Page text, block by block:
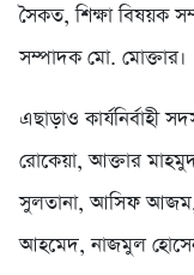
সৈকত, শিক্ষা বিষয়ক
সম্পাদক মো. মোক্তার।
এছাড়াও কার্যনির্বাহী
রোকেয়া, আক্তার
সুলতানা, আসিফ আজম,
আহমেদ, নাজমুল